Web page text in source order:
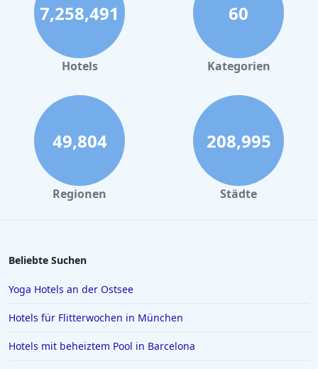
Hotels für Flitterwochen in Tulum
Hotels für Flitterwochen auf den Malediven
Hotels für Flitterwochen auf Kreta
7,258,491
Hotels
60
Kategorien
49,804
Regionen
208,995
Städte
Beliebte Suchen
Yoga Hotels an der Ostsee
Hotels für Flitterwochen in München
Hotels mit beheiztem Pool in Barcelona